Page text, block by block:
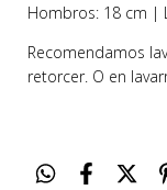
Hombros: 18 cm |
Recomendamos
retorcer. O en